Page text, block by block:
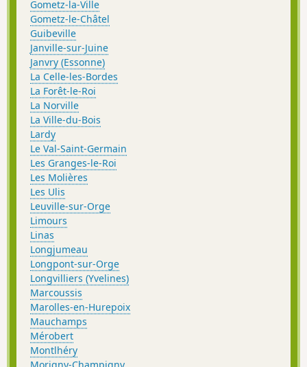
Gometz-la-Ville
Gometz-le-Châtel
Guibeville
Janville-sur-Juine
Janvry (Essonne)
La Celle-les-Bordes
La Forêt-le-Roi
La Norville
La Ville-du-Bois
Lardy
Le Val-Saint-Germain
Les Granges-le-Roi
Les Molières
Les Ulis
Leuville-sur-Orge
Limours
Linas
Longjumeau
Longpont-sur-Orge
Longvilliers (Yvelines)
Marcoussis
Marolles-en-Hurepoix
Mauchamps
Mérobert
Montlhéry